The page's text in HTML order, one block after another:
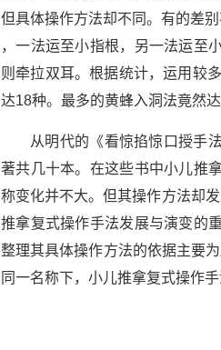
但具体操作方法却不同。有的差
，一法运至小指根，另一法运至
则牵拉双耳。根据统计，运用较
达18种。最多的黄蜂入洞法竟然
从明代的《看惊掐惊口授手
著共几十本。在这些书中小儿推
称变化并不大。但其操作方法却
推拿复式操作手法发展与演变的
整理其具体操作方法的依据主要
同一名称下，小儿推拿复式操作手